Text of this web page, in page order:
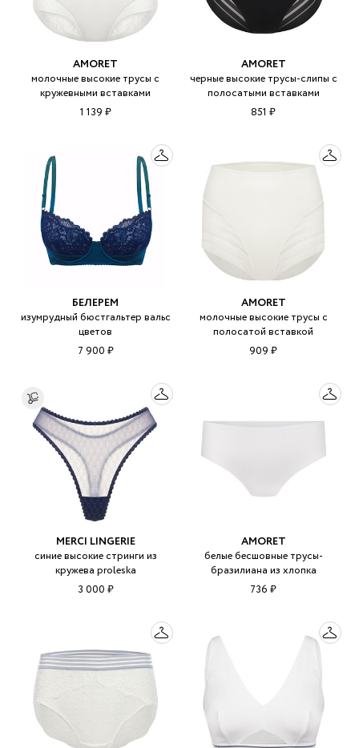
AMORET
молочные высокие трусы с
кружевными вставками
1 139 ₽
AMORET
черные высокие трусы-слипы с
полосатыми вставками
851 ₽
БЕЛЕРЕМ
изумрудный бюстгальтер вальс
цветов
7 900 ₽
AMORET
молочные высокие трусы с
полосатой вставкой
909 ₽
MERCI LINGERIE
синие высокие стринги из
кружева proleska
3 000 ₽
AMORET
белые бесшовные трусы-
бразилиана из хлопка
736 ₽